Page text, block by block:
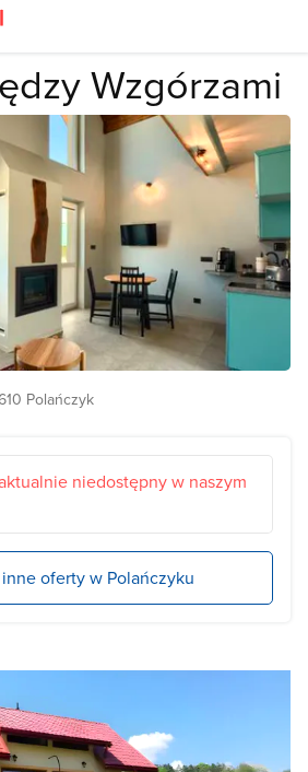
Wzgórzami
Polańczyk
niedostępny w naszym
oferty w Polańczyku